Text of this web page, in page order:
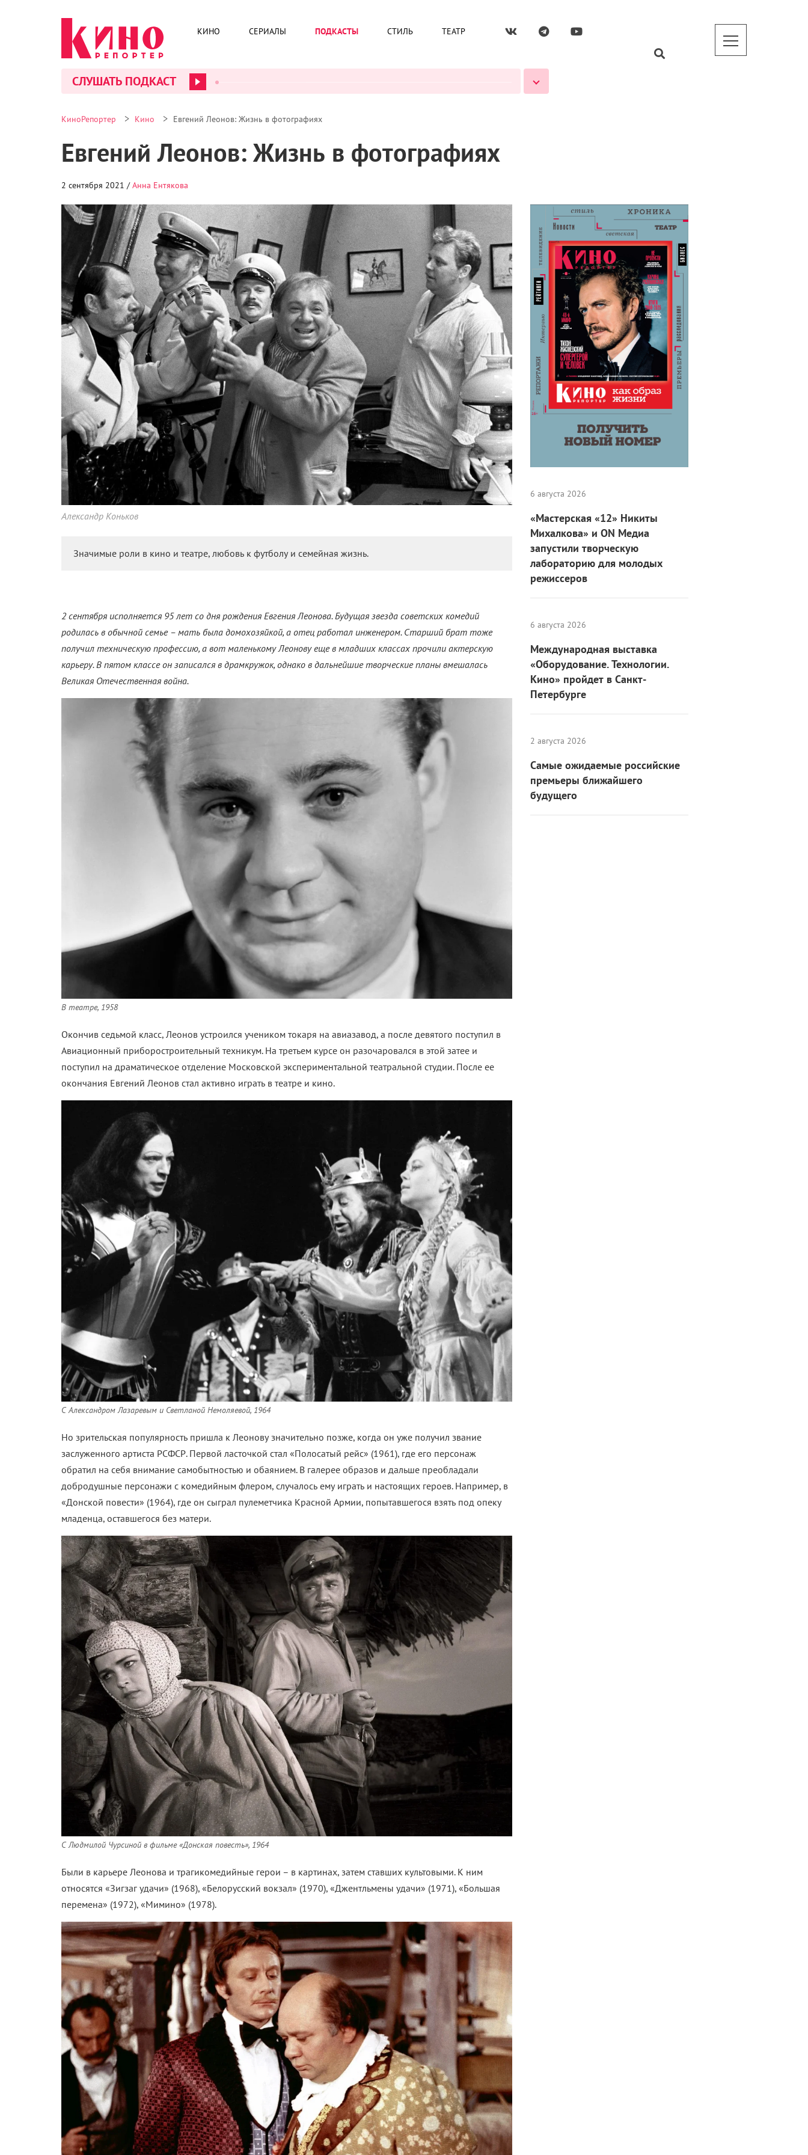
КИНО СЕРИАЛЫ ПОДКАСТЫ СТИЛЬ ТЕАТР
СЛУШАТЬ ПОДКАСТ
КиноРепортер > Кино > Евгений Леонов: Жизнь в фотографиях
Евгений Леонов: Жизнь в фотографиях
2 сентября 2021 /Анна Ентякова
Александр Коньков
Значимые роли в кино и театре, любовь к футболу и семейная жизнь.
2 сентября исполняется 95 лет со дня рождения Евгения Леонова. Будущая звезда советских комедий
родилась в обычной семье – мать была домохозяйкой, а отец работал инженером. Старший брат тоже
получил техническую профессию, а вот маленькому Леонову еще в младших классах прочили актерскую
карьеру. В пятом классе он записался в драмкружок, однако в дальнейшие творческие планы вмешалась
Великая Отечественная война.
В театре, 1958
Окончив седьмой класс, Леонов устроился учеником токаря на авиазавод, а после девятого поступил в
Авиационный приборостроительный техникум. На третьем курсе он разочаровался в этой затее и
поступил на драматическое отделение Московской экспериментальной театральной студии. После ее
окончания Евгений Леонов стал активно играть в театре и кино.
С Александром Лазаревым и Светланой Немоляевой, 1964
Но зрительская популярность пришла к Леонову значительно позже, когда он уже получил звание
заслуженного артиста РСФСР. Первой ласточкой стал «Полосатый рейс» (1961), где его персонаж
обратил на себя внимание самобытностью и обаянием. В галерее образов и дальше преобладали
добродушные персонажи с комедийным флером, случалось ему играть и настоящих героев. Например, в
«Донской повести» (1964), где он сыграл пулеметчика Красной Армии, попытавшегося взять под опеку
младенца, оставшегося без матери.
С Людмилой Чурсиной в фильме «Донская повесть», 1964
Были в карьере Леонова и трагикомедийные герои – в картинах, затем ставших культовыми. К ним
относятся «Зигзаг удачи» (1968), «Белорусский вокзал» (1970), «Джентльмены удачи» (1971), «Большая
перемена» (1972), «Мимино» (1978).
6 августа 2026
«Мастерская «12» Никиты
Михалкова» и ON Медиа
запустили творческую
лабораторию для молодых
режиссеров
6 августа 2026
Международная выставка
«Оборудование. Технологии.
Кино» пройдет в Санкт-
Петербурге
2 августа 2026
Самые ожидаемые российские
премьеры ближайшего
будущего